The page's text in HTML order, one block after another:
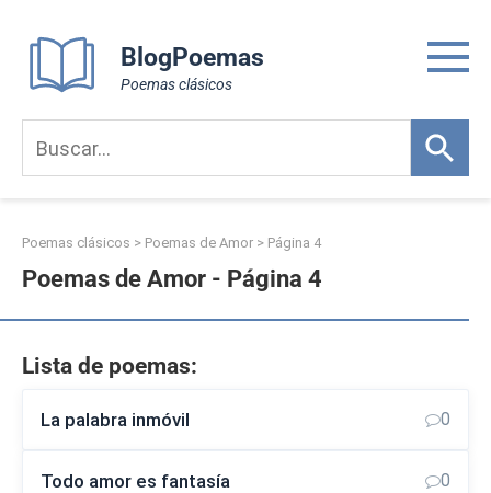
content
BlogPoemas
Poemas clásicos
Poemas clásicos > Poemas de Amor > Página 4
Poemas de Amor - Página 4
Lista de poemas:
La palabra inmóvil 0
Todo amor es fantasía 0